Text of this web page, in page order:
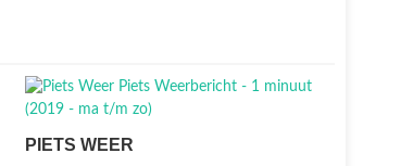
PIETS WEER